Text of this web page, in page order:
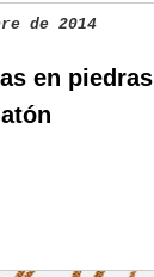
de 2014
en piedras